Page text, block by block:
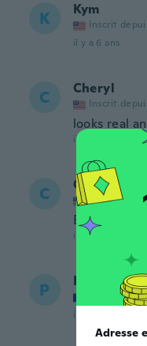
K Kym
Inscrit
il y a 6 ans
C Cheryl
Inscrit
looks real
il y a 6 ans
C Cindy
Inscrit
Beautiful,
il y a 6 ans
P Peyronne
Inscrit
il y a 6 ans
Adresse